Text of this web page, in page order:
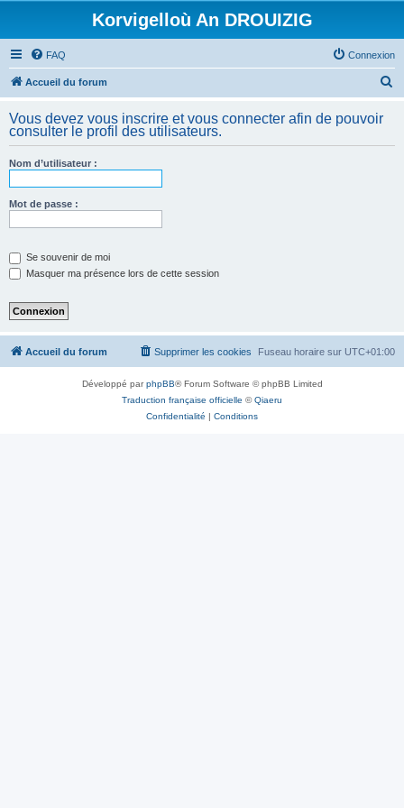
Korvigelloù An DROUIZIG
FAQ Connexion
Accueil du forum
h
Vous devez vous inscrire et vous connecter afin de pouvoir
consulter le profil des utilisateurs.
Nom d’utilisateur :
Mot de passe :
Se souvenir de moi
Masquer ma présence lors de cette session
Accueil du forum Fuseau horaire sur UTC+01:00
Supprimer les cookies
Développé parphpBB® Forum Software © phpBB Limited
Traduction française officielle ©Qiaeru
Confidentialité | Conditions